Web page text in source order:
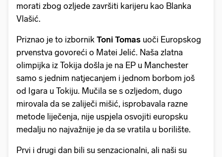
morati zbog ozljede završiti karijeru kao Blanka
Vlašić.
Priznao je to izbornik Toni Tomas uoči Europskog
prvenstva govoreći o Matei Jelić. Naša zlatna
olimpijka iz Tokija došla je na EP u Manchester
samo s jednim natjecanjem i jednom borbom još
od Igara u Tokiju. Mučila se s ozljedom, dugo
mirovala da se zaliječi mišić, isprobavala razne
metode liječenja, nije uspjela osvojiti europsku
medalju no najvažnije je da se vratila u borilište.
Prvi i drugi dan bili su senzacionalni, ali naši su